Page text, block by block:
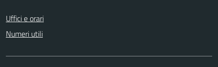
Uffici e orari
Numeri utili